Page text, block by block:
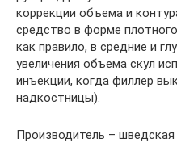
коррекции объема и
средство в форме
как правило, в средние и
увеличения объема скул
инъекции, когда филлер
надкостницы).
Производитель –